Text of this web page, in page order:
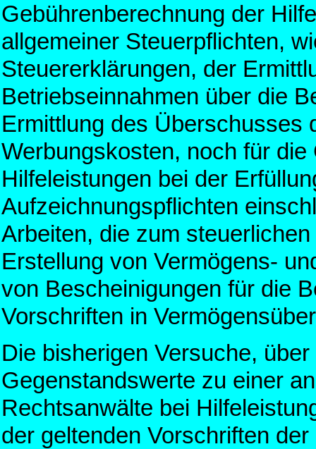
Gebührenberechnung der
allgemeiner Steuerpflichten,
Steuererklärungen, der
Betriebseinnahmen über die
Ermittlung des Überschusses
Werbungskosten, noch für
Hilfeleistungen bei der
Aufzeichnungspflichten
Arbeiten, die zum
Erstellung von Vermögens-
von Bescheinigungen für die
Vorschriften in
Die bisherigen Versuche,
Gegenstandswerte zu einer
Rechtsanwälte bei
der geltenden Vorschriften